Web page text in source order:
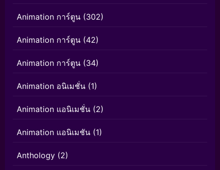
Animation การ์ตูน (302)
Animation การ์ตูน (42)
Animation การ์ตูน (34)
Animation อนิเมชั่น (1)
Animation แอนิเมชั่น (2)
Animation แอนิเมชัน (1)
Anthology (2)